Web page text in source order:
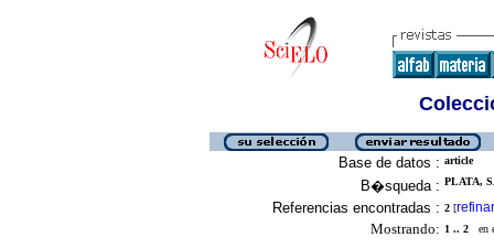
Base de datos : article
B�squeda : PLATA,
Referencias encontradas : 2 [refinar
Mostrando: 1 .. 2 en